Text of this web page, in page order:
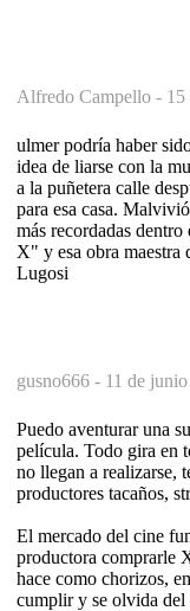
Alfredo Campello - 15
ulmer podría haber
idea de liarse con la
a la puñetera calle
para esa casa.
más recordadas
X" y esa obra
Lugosi
gusno666 - 11 de
Puedo aventurar una
película. Todo gira en
no llegan a realizarse,
productores tacaños,
El mercado del cine
productora comprarle
hace como chorizos,
cumplir y se olvida del